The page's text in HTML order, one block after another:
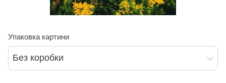
Упаковка картини
Без коробки